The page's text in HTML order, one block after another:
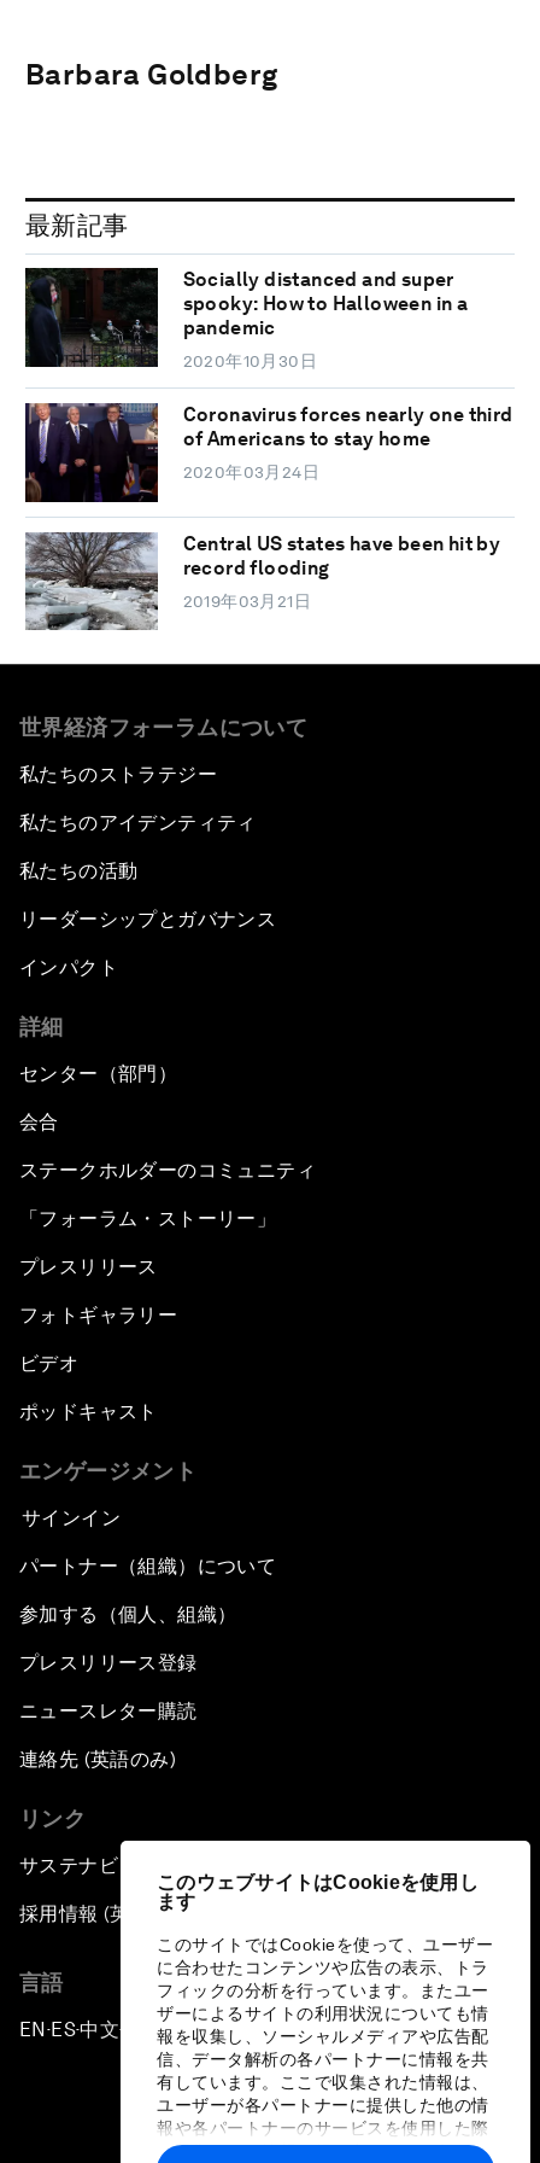
このウェブサイトはCookieを使用し
ます
このサイトではCookieを使って、ユーザー
に合わせたコンテンツや広告の表示、トラ
フィックの分析を行っています。またユー
ザーによるサイトの利用状況についても情
報を収集し、ソーシャルメディアや広告配
信、データ解析の各パートナーに情報を共
有しています。ここで収集された情報は、
ユーザーが各パートナーに提供した他の情
報や各パートナーのサービスを使用した際
に収集された情報と組み合わされ、各パー
Barbara Goldberg
最新記事
Socially distanced and super
spooky: How to Halloween in a
pandemic
2020年10月30日
Coronavirus forces nearly one third
of Americans to stay home
2020年03月24日
Central US states have been hit by
record flooding
2019年03月21日
世界経済フォーラムについて
私たちのストラテジー
私たちのアイデンティティ
私たちの活動
リーダーシップとガバナンス
インパクト
詳細
センター（部門）
会合
ステークホルダーのコミュニティ
「フォーラム・ストーリー」
プレスリリース
フォトギャラリー
ビデオ
ポッドキャスト
エンゲージメント
サインイン
パートナー（組織）について
参加する（個人、組織）
プレスリリース登録
ニュースレター購読
連絡先 (英語のみ)
リンク
サステナビリティへの取り組み
採用情報 (英語のみ)
言語
EN ▪ES▪中文▪ 日本語